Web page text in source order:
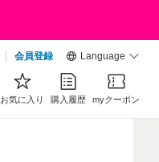
会員登録 Language
お気に入り 購入履歴 myクーポン